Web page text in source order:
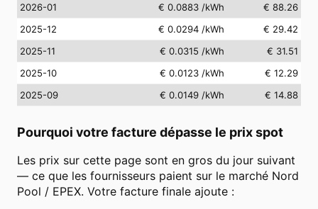
2026-01
€ 0.0883 /kWh
€ 88.26
2025-12
€ 0.0294 /kWh
€ 29.42
2025-11
€ 0.0315 /kWh
€ 31.51
2025-10
€ 0.0123 /kWh
€ 12.29
2025-09
€ 0.0149 /kWh € 14.88
Pourquoi votre facture dépasse le prix spot
Les prix sur cette page sont en gros du jour suivant
— ce que les fournisseurs paient sur le marché Nord
Pool / EPEX. Votre facture finale ajoute :